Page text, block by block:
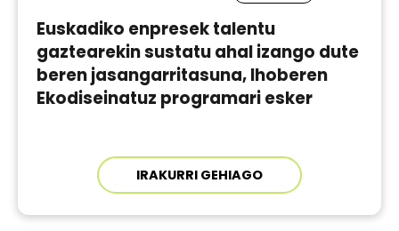
Euskadiko enpresek talentu
gaztearekin sustatu ahal izango dute
beren jasangarritasuna, Ihoberen
Ekodiseinatuz programari esker
IRAKURRI GEHIAGO